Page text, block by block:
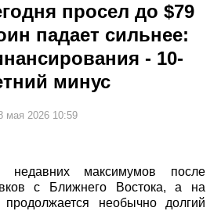
просел до $79
падает сильнее:
- 10-
минус
мая 2026 10:59
максимумов после
с Ближнего Востока, а на
необычно долгий